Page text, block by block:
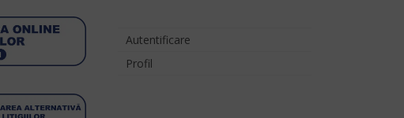
Autentificare
Profil